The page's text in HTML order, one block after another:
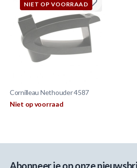
NIET OP VOORRAAD
Cornilleau Nethouder 4587
Niet op voorraad
Abonneer je op onze